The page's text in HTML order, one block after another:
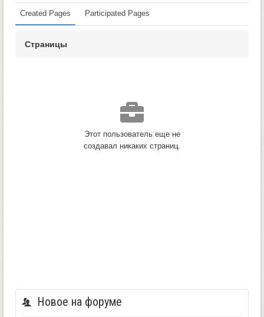
Created Pages Participated Pages
Страницы
Этот пользователь еще не
создавал никаких страниц.
Новое на форуме